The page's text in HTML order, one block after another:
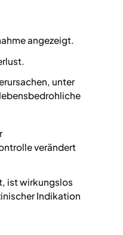
angezeigt.
unter
verändert
ist wirkungslos
Indikation